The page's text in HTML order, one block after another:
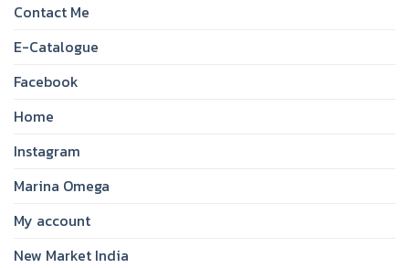
Contact Me
E-Catalogue
Facebook
Home
Instagram
Marina Omega
My account
New Market India